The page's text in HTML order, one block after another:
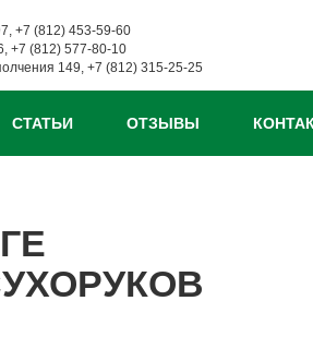
+7 (812) 453-59-60
+7 (812) 577-80-10
149, +7 (812) 315-25-25
СТАТЬИ ОТЗЫВЫ